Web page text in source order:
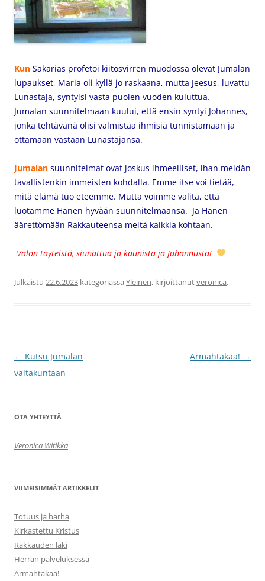
Kun Sakarias profetoi kiitosvirren muodossa olevat Jumalan
lupaukset, Maria oli kyllä jo raskaana, mutta Jeesus, luvattu
Lunastaja, syntyisi vasta puolen vuoden kuluttua.
Jumalan suunnitelmaan kuului, että ensin syntyi Johannes,
jonka tehtävänä olisi valmistaa ihmisiä tunnistamaan ja
ottamaan vastaan Lunastajansa.
Jumalan suunnitelmat ovat joskus ihmeelliset, ihan meidän
tavallistenkin immeisten kohdalla. Emme itse voi tietää,
mitä elämä tuo eteemme. Mutta voimme valita, että
luotamme Hänen hyvään suunnitelmaansa. Ja Hänen
äärettömään Rakkauteensa meitä kaikkia kohtaan.
Valon täyteistä, siunattua ja kaunista ja Juhannusta!
Julkaistu 22.6.2023 kategoriassa Yleinen, kirjoittanutveronica.
Artikkelien
selaus
← Kutsu Jumalan
valtakuntaan
Armahtakaa! →
OTA YHTEYTTÄ
Veronica Witikka
VIIMEISIMMÄT ARTIKKELIT
Totuus ja harha
Kirkastettu Kristus
Rakkauden laki
Herran palveluksessa
Armahtakaa!